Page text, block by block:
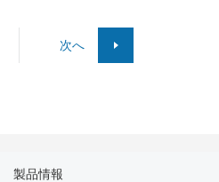
次へ
製品情報